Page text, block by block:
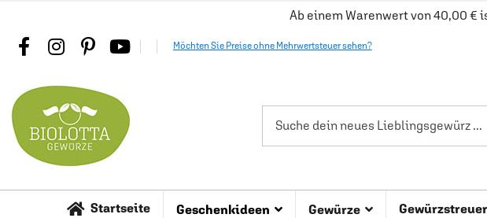
Ab einem Warenwert von 40,00 €
Möchten Sie Preise ohne Mehrwertsteuer sehen?
Startseite Geschenkideen Gewürze Gewürzstreuer